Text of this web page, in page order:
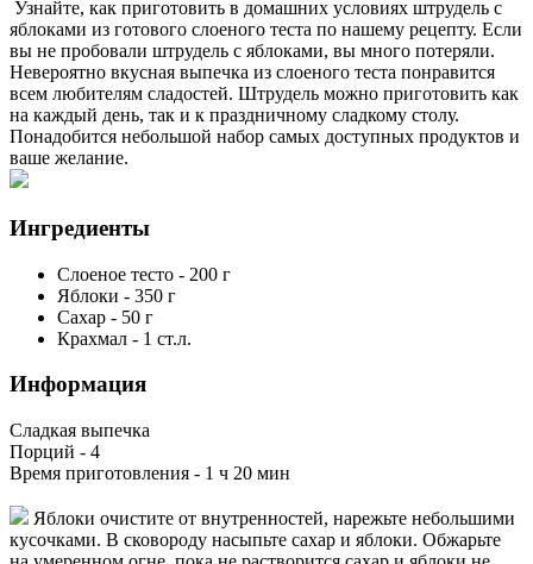
Узнайте, как приготовить в домашних условиях штрудель с
яблоками из готового слоеного теста по нашему рецепту. Если
вы не пробовали штрудель с яблоками, вы много потеряли.
Невероятно вкусная выпечка из слоеного теста понравится
всем любителям сладостей. Штрудель можно приготовить как
на каждый день, так и к праздничному сладкому столу.
Понадобится небольшой набор самых доступных продуктов и
ваше желание.
Ингредиенты
Слоеное тесто - 200 г
Яблоки - 350 г
Сахар - 50 г
Крахмал - 1 ст.л.
Информация
Сладкая выпечка
Порций - 4
Время приготовления - 1 ч 20 мин
Яблоки очистите от внутренностей, нарежьте небольшими
кусочками. В сковороду насыпьте сахар и яблоки. Обжарьте